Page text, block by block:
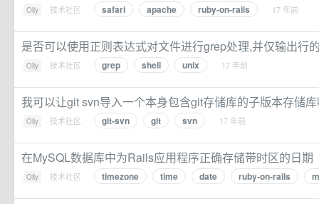
Olly · 技术社区 · safari apache ruby-on-rails · 17 年前
是否可以使用正则表达式对文件进行grep处理,并仅输出行
Olly · 技术社区 · grep shell unix · 17 年前
我可以让git svn导入一个本身包含git存储库的子版本存储
Olly · 技术社区 · git-svn git svn · 17 年前
在MySQL数据库中为Rails应用程序正确存储带时区的日期
Olly · 技术社区 · timezone time date ruby-on-rails